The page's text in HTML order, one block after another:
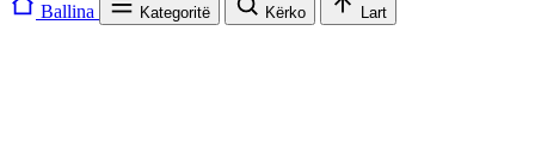
Ballina
Kategoritë Kërko Lart